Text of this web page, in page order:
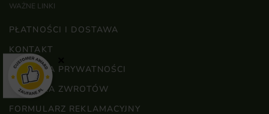
WAŻNE LINKI
PŁATNOŚCI I DOSTAWA
KONTAKT
POLITYKA PRYWATNOŚCI
POLITYKA ZWROTÓW
FORMULARZ REKLAMACYJNY